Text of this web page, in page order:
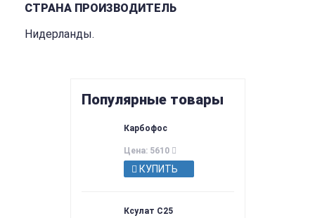
СТРАНА ПРОИЗВОДИТЕЛЬ
Нидерланды.
Популярные товары
Карбофос
Цена: 5610
КУПИТЬ
Ксулат С25